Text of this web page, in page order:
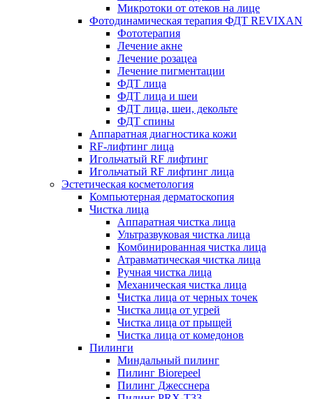
Микротоки от отеков на лице
Фотодинамическая терапия ФДТ REVIXAN
Фототерапия
Лечение акне
Лечение розацеа
Лечение пигментации
ФДТ лица
ФДТ лица и шеи
ФДТ лица, шеи, декольте
ФДТ спины
Аппаратная диагностика кожи
RF-лифтинг лица
Игольчатый RF лифтинг
Игольчатый RF лифтинг лица
Эстетическая косметология
Компьютерная дерматоскопия
Чистка лица
Аппаратная чистка лица
Ультразвуковая чистка лица
Комбинированная чистка лица
Атравматическая чистка лица
Ручная чистка лица
Механическая чистка лица
Чистка лица от черных точек
Чистка лица от угрей
Чистка лица от прыщей
Чистка лица от комедонов
Пилинги
Миндальный пилинг
Пилинг Biorepeel
Пилинг Джесснера